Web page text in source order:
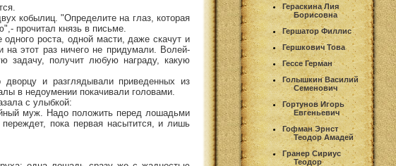
кобылиц. "Определите на глаз, которая
прочитал князь в письме.
роста, одной масти, даже скачут и
на этот раз ничего не придумали. Волей-
задачу, получит любую награду, какую
и разглядывали приведенных из
в недоумении покачивали головами.
с улыбкой:
муж. Надо положить перед лошадьми
пока первая насытится, и лишь
Гераскина Лия
Борисовна
Гершатор Филлис
Гершкович Това
Гессе Герман
Голышкин Василий
Семенович
Гортунов Игорь
Евгеньевич
Гофман Эрнст
Теодор Амадей
Гранер Сириус
Теодор